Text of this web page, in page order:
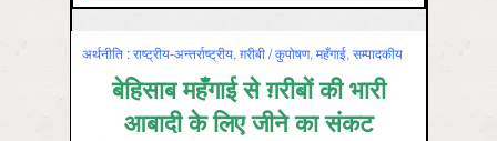
अर्थनीति : राष्‍ट्रीय-अन्‍तर्राष्‍ट्रीय, ग़रीबी / कुपोषण, महँगाई, सम्‍पादकीय
बेहिसाब महँगाई से ग़रीबों की भारी
आबादी के लिए जीने का संकट